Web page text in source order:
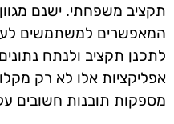
תקציב משפחתי. ישנם
המאפשרים למשתמשים
לתכנן תקציב ולנתח
אפליקציות אלו לא רק
מספקות תובנות חשובים